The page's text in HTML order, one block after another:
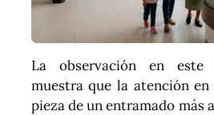
La observación en este
muestra que la atención
pieza de un entramado más